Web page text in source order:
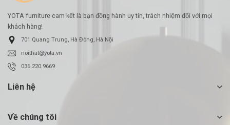
YOTA furniture cam kết là bạn đồng hành uy tín, trách nhiệm đối với mọi
khách hàng!
701 Quang Trung, Hà Đông, Hà Nội
noithat@yota.vn
036.220.9669
Liên hệ
Về chúng tôi